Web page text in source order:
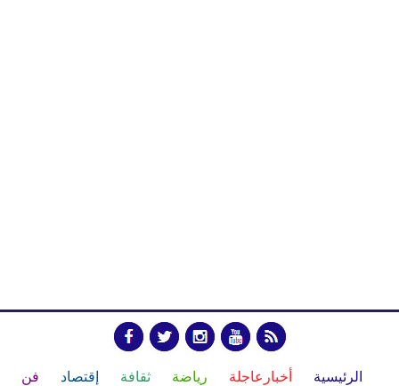
الرئيسية أخبارعاجلة رياضة ثقافة إقتصاد فن